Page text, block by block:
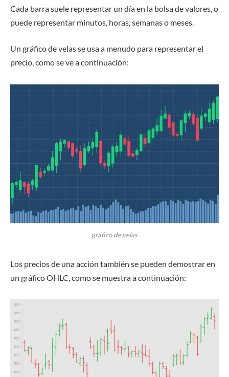
Cada barra suele representar un día en la bolsa de valores, o
puede representar minutos, horas, semanas o meses.
Un gráfico de velas se usa a menudo para representar el
precio, como se ve a continuación:
gráfico de velas
Los precios de una acción también se pueden demostrar en
un gráfico OHLC, como se muestra a continuación: